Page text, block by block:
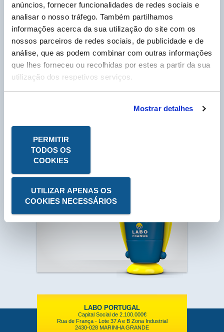
anúncios, fornecer funcionalidades de redes sociais e
analisar o nosso tráfego. Também partilhamos
informações acerca da sua utilização do site com os
nossos parceiros de redes sociais, de publicidade e de
análise, que as podem combinar com outras informações
que lhes forneceu ou recolhidas por estes a partir da sua
utilização dos respetivos serviços.
Mostrar detalhes
PERMITIR
TODOS OS
COOKIES
UTILIZAR APENAS OS
COOKIES NECESSÁRIOS
CONSULTAR A FICHA
· Código 1320
VECTOR Protetor anticorrosão e agente de
desmoldagem para painéis metálicos. Especial
CONSULTAR A FICHA
O queprocura?
Deseja ser
Contactado por
Comerciais?
Equipa?
LABO PORTUGAL
Capital Social de 2.100.000€
Rua de França - Lote 37 A e B Zona Industrial
2430-028 MARINHA GRANDE